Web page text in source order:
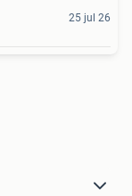
25 jul 26